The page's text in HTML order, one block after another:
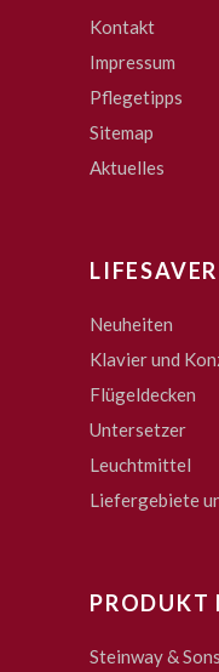
Kontakt
Impressum
Pflegetipps
Sitemap
Aktuelles
LIFESAVER
Neuheiten
Klavier und
Flügeldecken
Untersetzer
Leuchtmittel
Liefergebiete
PRODUKT
Steinway & Sons